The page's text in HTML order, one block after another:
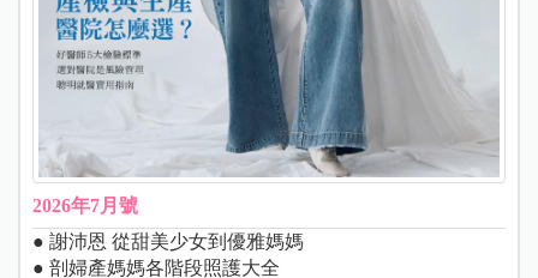
2026年7月號
● 謝沛恩 從甜美少女到優雅媽媽
● 剖婦產媽媽各階段照護大全